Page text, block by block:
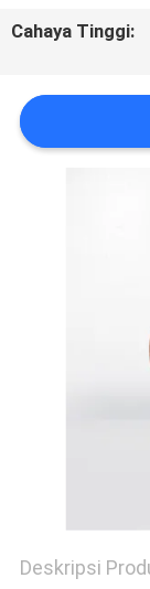
REQUEST
SUATU
SITEMAP
Cahaya Tinggi:
Deskripsi